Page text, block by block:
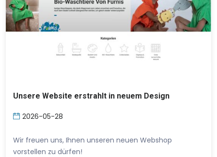
Unsere Website erstrahlt in neuem Design
2026-05-28
Wir freuen uns, Ihnen unseren neuen Webshop
vorstellen zu dürfen!